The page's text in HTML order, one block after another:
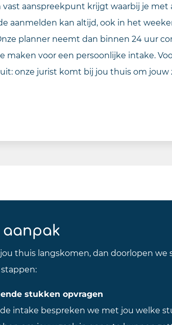
vast aanspreekpunt krijgt waarbij je
aanmelden kan altijd, ook in het
planner neemt dan binnen 24 uur
maken voor een persoonlijke intake.
onze jurist komt bij jou thuis om jouw
thuis langskomen, dan doorlopen we
stukken opvragen
intake bespreken we met jou welke